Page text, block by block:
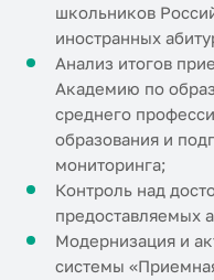
школьников
иностранных
Анализ итогов
Академию по
среднего
образования и
мониторинга;
Контроль над
предоставляемых
Модернизация и
системы